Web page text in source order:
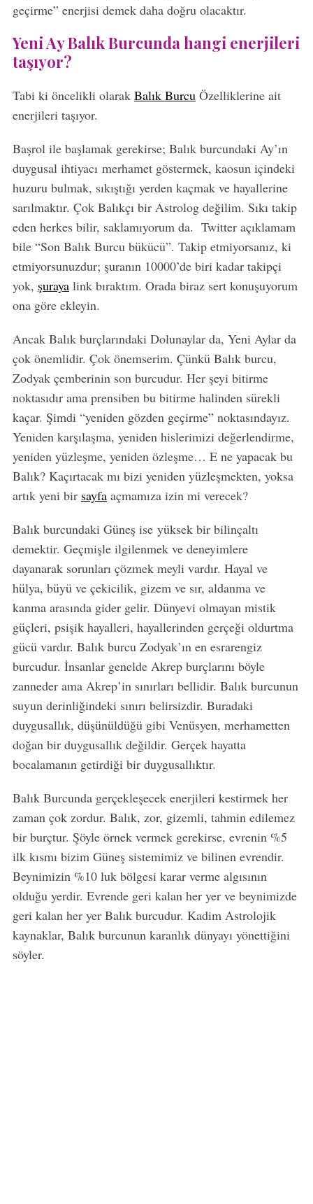
geçirme” enerjisi demek daha doğru olacaktır.
Yeni Ay Balık Burcunda hangi enerjileri
taşıyor?
Tabi ki öncelikli olarak Balık BurcuÖzelliklerine ait
enerjileri taşıyor.
Başrol ile başlamak gerekirse; Balık burcundaki Ay’ın
duygusal ihtiyacı merhamet göstermek, kaosun içindeki
huzuru bulmak, sıkıştığı yerden kaçmak ve hayallerine
sarılmaktır. Çok Balıkçı bir Astrolog değilim. Sıkı takip
eden herkes bilir, saklamıyorum da. Twitter açıklamam
bile “Son Balık Burcu bükücü”. Takip etmiyorsanız, ki
etmiyorsunuzdur; şuranın 10000’de biri kadar takipçi
yok, şurayalink bıraktım. Orada biraz sert konuşuyorum
ona göre ekleyin.
Ancak Balık burçlarındaki Dolunaylar da, Yeni Aylar da
çok önemlidir. Çok önemserim. Çünkü Balık burcu,
Zodyak çemberinin son burcudur. Her şeyi bitirme
noktasıdır ama prensiben bu bitirme halinden sürekli
kaçar. Şimdi “yeniden gözden geçirme” noktasındayız.
Yeniden karşılaşma, yeniden hislerimizi değerlendirme,
yeniden yüzleşme, yeniden özleşme… E ne yapacak bu
Balık? Kaçırtacak mı bizi yeniden yüzleşmekten, yoksa
artık yeni bir sayfaaçmamıza izin mi verecek?
Balık burcundaki Güneş ise yüksek bir bilinçaltı
demektir. Geçmişle ilgilenmek ve deneyimlere
dayanarak sorunları çözmek meyli vardır. Hayal ve
hülya, büyü ve çekicilik, gizem ve sır, aldanma ve
kanma arasında gider gelir. Dünyevi olmayan mistik
güçleri, psişik hayalleri, hayallerinden gerçeği oldurtma
gücü vardır. Balık burcu Zodyak’ın en esrarengiz
burcudur. İnsanlar genelde Akrep burçlarını böyle
zanneder ama Akrep’in sınırları bellidir. Balık burcunun
suyun derinliğindeki sınırı belirsizdir. Buradaki
duygusallık, düşünüldüğü gibi Venüsyen, merhametten
doğan bir duygusallık değildir. Gerçek hayatta
bocalamanın getirdiği bir duygusallıktır.
Balık Burcunda gerçekleşecek enerjileri kestirmek her
zaman çok zordur. Balık, zor, gizemli, tahmin edilemez
bir burçtur. Şöyle örnek vermek gerekirse, evrenin %5
ilk kısmı bizim Güneş sistemimiz ve bilinen evrendir.
Beynimizin %10 luk bölgesi karar verme algısının
olduğu yerdir. Evrende geri kalan her yer ve beynimizde
geri kalan her yer Balık burcudur. Kadim Astrolojik
kaynaklar, Balık burcunun karanlık dünyayı yönettiğini
söyler.